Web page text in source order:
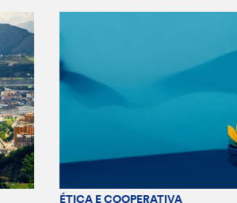
ÉTICA E COOPERATIVA